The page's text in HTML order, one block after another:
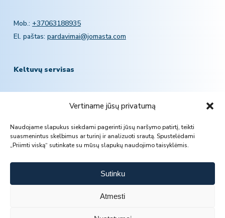
Vertiname jūsų privatumą
Naudojame slapukus siekdami pagerinti jūsų naršymo patirtį, teikti
suasmenintus skelbimus ar turinį ir analizuoti srautą. Spustelėdami
„Priimti viską“ sutinkate su mūsų slapukų naudojimo taisyklėmis.
Sutinku
Atmesti
Mob.: +37063188935
El. paštas: pardavimai@jomasta.com
Keltuvų servisas
servisas@jomasta.com